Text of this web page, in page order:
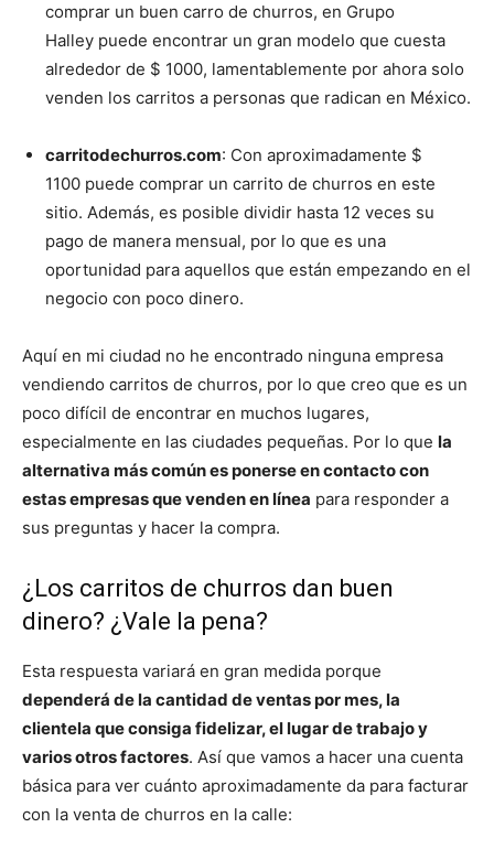
comprar un buen carro de churros, en Grupo
Halley puede encontrar un gran modelo que cuesta
alrededor de $ 1000, lamentablemente por ahora solo
venden los carritos a personas que radican en México.
carritodechurros.com: Con aproximadamente $
1100 puede comprar un carrito de churros en este
sitio. Además, es posible dividir hasta 12 veces su
pago de manera mensual, por lo que es una
oportunidad para aquellos que están empezando en el
negocio con poco dinero.
Aquí en mi ciudad no he encontrado ninguna empresa
vendiendo carritos de churros, por lo que creo que es un
poco difícil de encontrar en muchos lugares,
especialmente en las ciudades pequeñas. Por lo que la
alternativa más común es ponerse en contacto con
estas empresas que venden en línea para responder a
sus preguntas y hacer la compra.
¿Los carritos de churros dan buen
dinero? ¿Vale la pena?
Esta respuesta variará en gran medida porque
dependerá de la cantidad de ventas por mes, la
clientela que consiga fidelizar, el lugar de trabajo y
varios otros factores. Así que vamos a hacer una cuenta
básica para ver cuánto aproximadamente da para facturar
con la venta de churros en la calle: